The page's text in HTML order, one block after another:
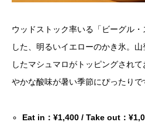
ウッドストック率いる「ビーグル
した、明るいイエローのかき氷。
したマシュマロがトッピングされ
やかな酸味が暑い季節にぴったりで
Eat in：¥1,400 / Take out：